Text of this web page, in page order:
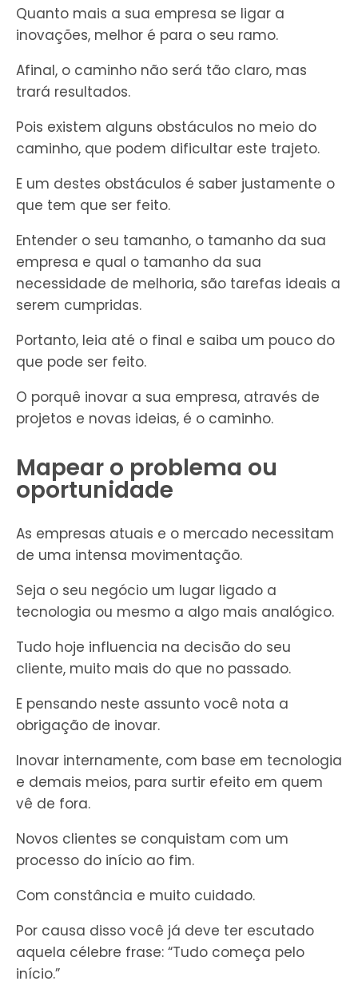
Quanto mais a sua empresa se ligar a
inovações, melhor é para o seu ramo.
Afinal, o caminho não será tão claro, mas
trará resultados.
Pois existem alguns obstáculos no meio do
caminho, que podem dificultar este trajeto.
E um destes obstáculos é saber justamente o
que tem que ser feito.
Entender o seu tamanho, o tamanho da sua
empresa e qual o tamanho da sua
necessidade de melhoria, são tarefas ideais a
serem cumpridas.
Portanto, leia até o final e saiba um pouco do
que pode ser feito.
O porquê inovar a sua empresa, através de
projetos e novas ideias, é o caminho.
Mapear o problema ou
oportunidade
As empresas atuais e o mercado necessitam
de uma intensa movimentação.
Seja o seu negócio um lugar ligado a
tecnologia ou mesmo a algo mais analógico.
Tudo hoje influencia na decisão do seu
cliente, muito mais do que no passado.
E pensando neste assunto você nota a
obrigação de inovar.
Inovar internamente, com base em tecnologia
e demais meios, para surtir efeito em quem
vê de fora.
Novos clientes se conquistam com um
processo do início ao fim.
Com constância e muito cuidado.
Por causa disso você já deve ter escutado
aquela célebre frase: “Tudo começa pelo
início.”